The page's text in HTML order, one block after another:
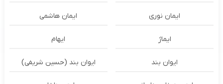
ایمان نوری ایمان هاشمی
ایماژ ایهام
ایوان بند ایوان بند (حسین شریفی)